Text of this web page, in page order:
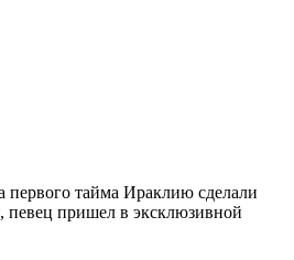
первого тайма Ираклию сделали
певец пришел в эксклюзивной